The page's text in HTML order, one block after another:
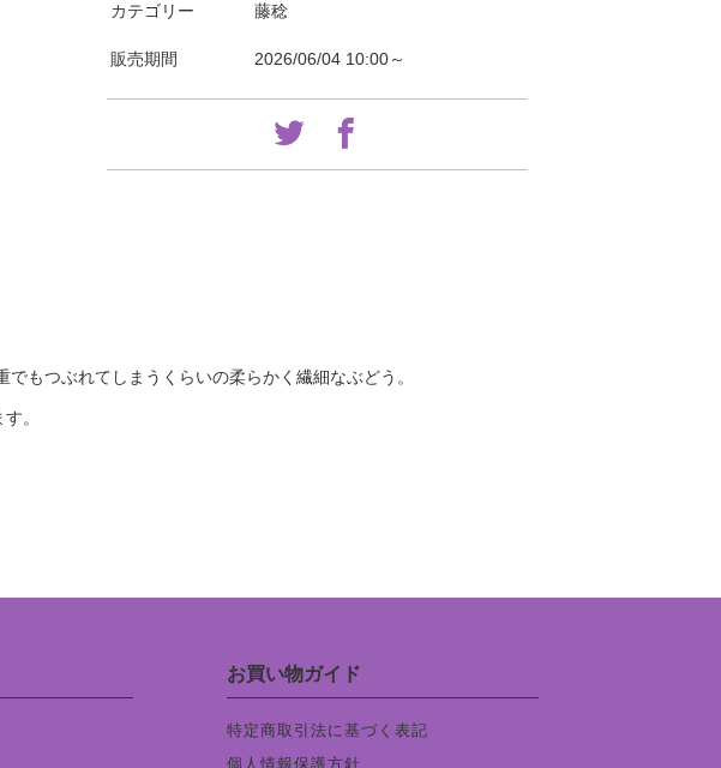
カテゴリー 藤稔
販売期間 2026/06/04 10:00～
もつぶれてしまうくらいの柔らかく繊細なぶどう。
。
お買い物ガイド
特定商取引法に基づく表記
個人情報保護方針